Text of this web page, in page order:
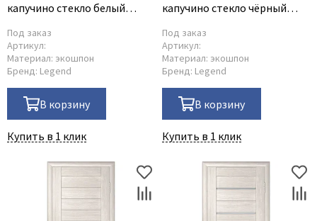
капучино стекло белый
Под заказ
Артикул:
Материал: экошпон
Бренд: Legend
В корзину
Купить в 1 клик
капучино стекло чёрный
Под заказ
Артикул:
Материал: экошпон
Бренд: Legend
В корзину
Купить в 1 клик